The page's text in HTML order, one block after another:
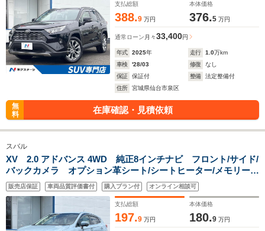
支払総額
388.9 万円
本体価格
376.5 万円
通常ローン 月々33,400円
年式 2025年 走行 1.0万km
車検
'28/03 修復
なし
保証
保証付 整備
法定整備付
住所
宮城県仙台市泉区
無
料
在庫確認・見積依頼
スバル
XV 2.0 アドバンス 4WD 純正8インチナビ フロント/サイド/
バックカメラ オプション革シート/シートヒーター/メモリー付
きパワーシート 純正18インチアルミホイー デュアルエアコ
ン 革巻きステアリング/パドルシフト B
販売店保証 車両品質評価書付 購入プラン付 オンライン相談可
支払総額
197.9 万円
本体価格
180.9 万円